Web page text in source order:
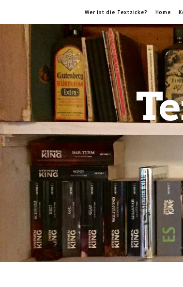
Wer ist die Textzicke? Home